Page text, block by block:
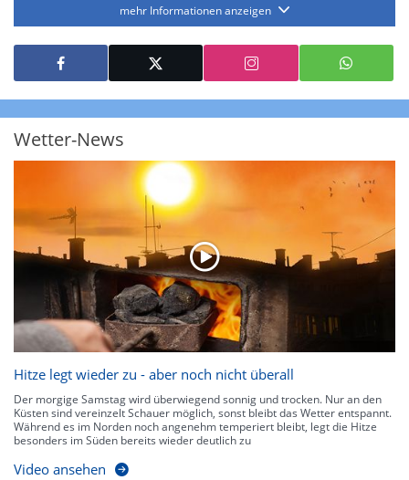
die Niederschlagsintensität. Diese bezieht sich laut offiziellen Richtlinien
jeweils auf die Niederschlagsmenge in l/m² pro Stunde Regen- bzw.
Schneefall. Die 6 Stufen sind wie folgt gegliedert: Die hellen Blautöne
symbolisieren leichte bis mäßige Regen- bzw. Schneefälle mit einer
Intensität bis 8.1 l/m² pro Stunde. Dunkelblau repräsentiert mäßige bis
starke Niederschläge bis 35 l/m² pro Stunde. Hier können bereits Gewitter
auftreten. Extreme bzw. unwetterartige Niederschlagsereignisse mit
über 150 l/m² pro Stunde an. Solche
Neben der Niederschlagsintensität kann auch die Zuggeschwindigkeit der
Niederschlagsgebiete und damit die Niederschlagsdauer abgeschätzt
werden. Neben der 5-minütigen Radaraufzeichnung gibt es eine
Niederschlagsprognose
für die nächsten 2 Stunden. So sehen Sie genau,
wann und wo in Deutschland mit Regen oder Schneefall zu rechnen ist bzw.
kennen zu jeder Zeit den genauen Verlauf einer Niederschlagsfront.
mehr Informationen anzeigen
Wetter-News
Hitze legt wieder zu - aber noch nicht überall
Der morgige Samstag wird überwiegend sonnig und trocken. Nur an den
Küsten sind vereinzelt Schauer möglich, sonst bleibt das Wetter entspannt.
Während es im Norden noch angenehm temperiert bleibt, legt die Hitze
besonders im Süden bereits wieder deutlich zu
Video ansehen